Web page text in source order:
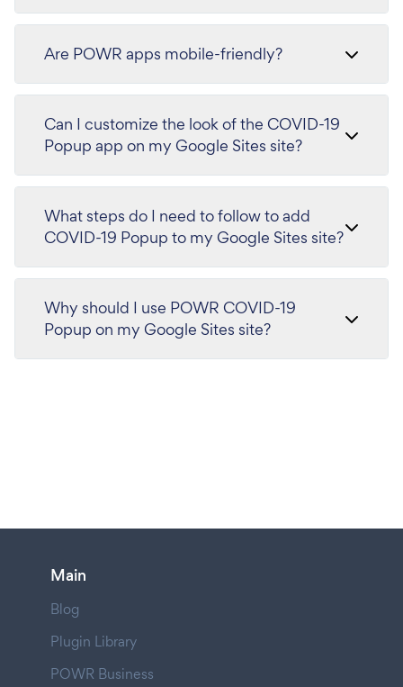
Are POWR apps mobile-friendly?
Can I customize the look of the COVID-19
Popup app on my Google Sites site?
What steps do I need to follow to add
COVID-19 Popup to my Google Sites site?
Why should I use POWR COVID-19
Popup on my Google Sites site?
Main
Blog
Plugin Library
POWR Business